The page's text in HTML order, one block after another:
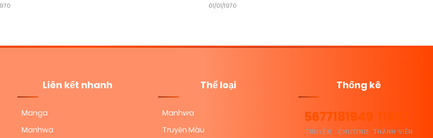
01/01/1970
Liên kết nhanh
Manga
Manhwa
Thể loại
Manhwa
Truyện Màu
Thống kê
5677
TRUYỆN
181949
CHƯƠNG
11657
THÀNH VIÊN